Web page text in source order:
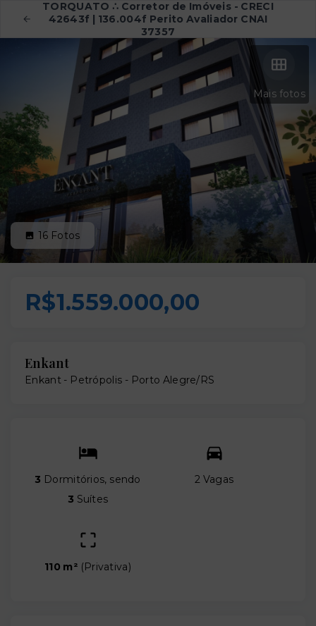
TORQUATO ∴ Corretor de Imóveis - CRECI
42643f | 136.004f Perito Avaliador CNAI
37357
Mais fotos
16 Fotos
R$1.559.000,00
Enkant
Enkant - Petrópolis - Porto Alegre/RS
3 Dormitórios, sendo
3 Suítes
2 Vagas
110 m² (Privativa)